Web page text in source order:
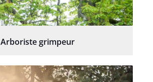
Arboriste grimpeur